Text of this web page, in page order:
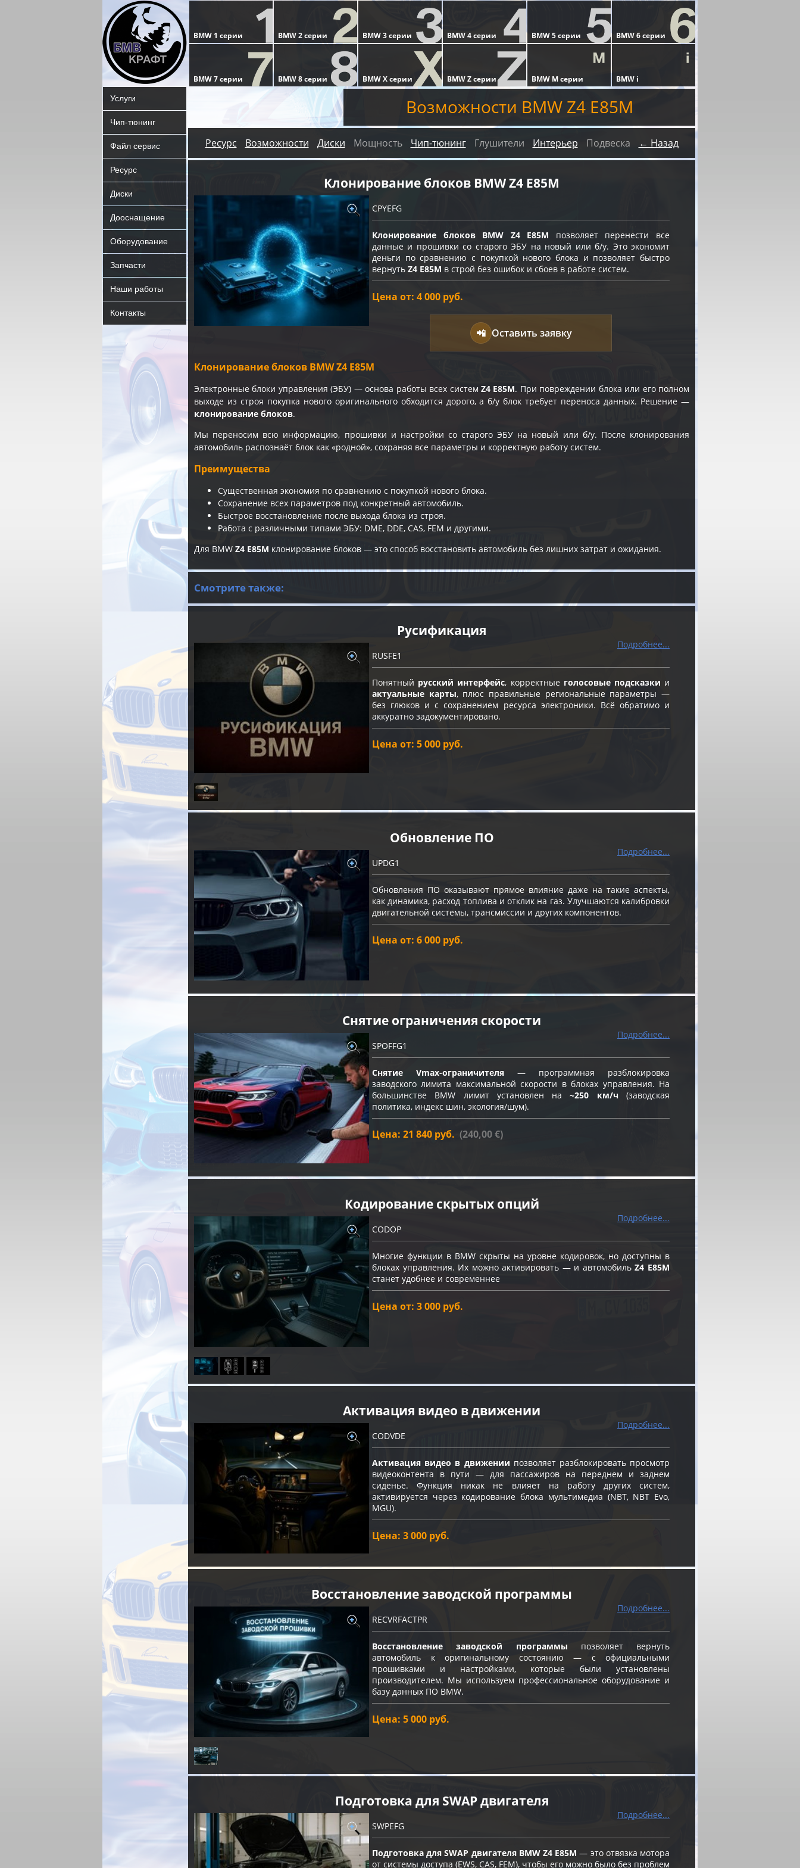
Услуги
Чип-тюнинг
Файл сервис
Ресурс
Диски
Дооснащение
Оборудование
Запчасти
Наши работы
Контакты
Возможности BMW Z4 E85M
Ресурс Возможности Диски Мощность Чип-тюнинг Глушители Интерьер Подвеска ← Назад
Клонирование блоков BMW Z4 E85M
CPYEFG
Клонирование блоков BMW Z4 E85M позволяет перенести все
данные и прошивки со старого ЭБУ на новый или б/у. Это экономит
деньги по сравнению с покупкой нового блока и позволяет быстро
вернуть Z4 E85M в строй без ошибок и сбоев в работе систем.
Цена от: 4 000 руб.
📲 Оставить заявку
Клонирование блоков BMW Z4 E85M
Электронные блоки управления (ЭБУ) — основа работы всех систем Z4 E85M. При повреждении блока или его полном
выходе из строя покупка нового оригинального обходится дорого, а б/у блок требует переноса данных. Решение —
клонирование блоков.
Мы переносим всю информацию, прошивки и настройки со старого ЭБУ на новый или б/у. После клонирования
автомобиль распознаёт блок как «родной», сохраняя все параметры и корректную работу систем.
Преимущества
Существенная экономия по сравнению с покупкой нового блока.
Сохранение всех параметров под конкретный автомобиль.
Быстрое восстановление после выхода блока из строя.
Работа с различными типами ЭБУ: DME, DDE, CAS, FEM и другими.
Для BMW Z4 E85M клонирование блоков — это способ восстановить автомобиль без лишних затрат и ожидания.
Смотрите также:
Русификация
Подробнее...
RUSFE1
Понятный русский интерфейс, корректные голосовые подсказки и
актуальные карты, плюс правильные региональные параметры —
без глюков и с сохранением ресурса электроники. Всё обратимо и
аккуратно задокументировано.
Цена от: 5 000 руб.
Обновление ПО
Подробнее...
UPDG1
Обновления ПО оказывают прямое влияние даже на такие аспекты,
как динамика, расход топлива и отклик на газ. Улучшаются калибровки
двигательной системы, трансмиссии и других компонентов.
Цена от: 6 000 руб.
Снятие ограничения скорости
Подробнее...
SPOFFG1
Снятие Vmax-ограничителя — программная разблокировка
заводского лимита максимальной скорости в блоках управления. На
большинстве BMW лимит установлен на~250 км/ч (заводская
политика, индекс шин, экология/шум).
Цена: 21 840 руб. (240,00 €)
Кодирование скрытых опций
Подробнее...
CODOP
Многие функции в BMW скрыты на уровне кодировок, но доступны в
блоках управления. Их можно активировать — и автомобильZ4 E85M
станет удобнее и современнее
Цена от: 3 000 руб.
Активация видео в движении
Подробнее...
CODVDE
Активация видео в движении позволяет разблокировать просмотр
видеоконтента в пути — для пассажиров на переднем и заднем
сиденье. Функция никак не влияет на работу других систем,
активируется через кодирование блока мультимедиа (NBT, NBT Evo,
MGU).
Цена: 3 000 руб.
Восстановление заводской программы
Подробнее...
RECVRFACTPR
Восстановление заводской программы позволяет вернуть
автомобиль к оригинальному состоянию — с официальными
прошивками и настройками, которые были установлены
производителем. Мы используем профессиональное оборудование и
базу данных ПО BMW.
Цена: 5 000 руб.
Подготовка для SWAP двигателя
Подробнее...
SWPEFG
Подготовка для SWAP двигателя BMW Z4 E85M — это отвязка мотора
от системы доступа (EWS, CAS, FEM), чтобы его можно было без проблем